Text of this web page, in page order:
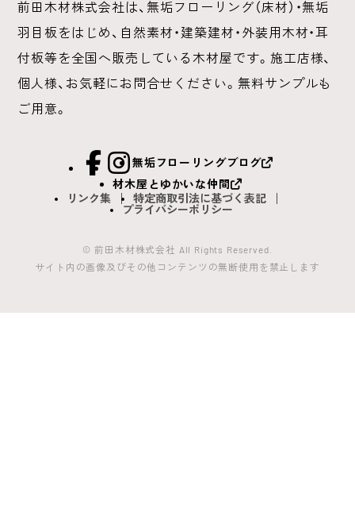
前田木材株式会社は、無垢フローリング（床材）・無垢
羽目板をはじめ、 自然素材・建築建材・外装用木材・耳
付板等を全国へ販売している木材屋です。 施工店様、
個人様、お気軽にお問合せください。無料サンプルも
ご用意。
facebook
Instagram
無垢フローリングブログ
材木屋とゆかいな仲間
リンク集
特定商取引法に基づく表記
プライバシーポリシー
© 前田木材株式会社 All Rights Reserved.
サイト内の画像及びその他コンテンツの無断使用を禁止します